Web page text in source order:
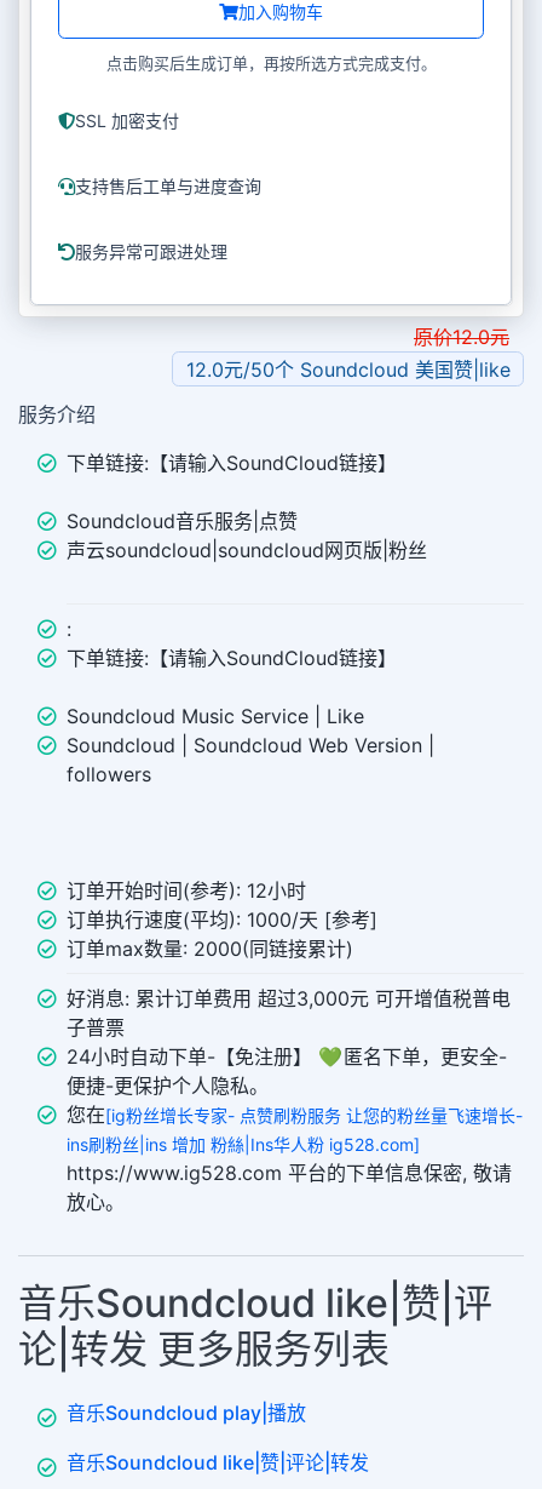
加入购物车
点击购买后生成订单，再按所选方式完成支付。
SSL 加密支付
支持售后工单与进度查询
服务异常可跟进处理
原价12.0元
12.0元/50个 Soundcloud 美国赞|like
服务介绍
下单链接:【请输入SoundCloud链接】
Soundcloud音乐服务|点赞
声云soundcloud|soundcloud网页版|粉丝
:
下单链接:【请输入SoundCloud链接】
Soundcloud Music Service | Like
Soundcloud | Soundcloud Web Version |
followers
订单开始时间(参考): 12小时
订单执行速度(平均): 1000/天 [参考]
订单max数量: 2000(同链接累计)
好消息: 累计订单费用 超过3,000元 可开增值税普电
子普票
24小时自动下单-【免注册】 💚 匿名下单，更安全-
便捷-更保护个人隐私。
您在[ig粉丝增长专家- 点赞刷粉服务 让您的粉丝量飞速增长-
ins刷粉丝|ins 增加 粉絲|Ins华人粉 ig528.com]
https://www.ig528.com 平台的下单信息保密, 敬请
放心。
音乐Soundcloud like|赞|评
论|转发 更多服务列表
音乐Soundcloud play|播放
音乐Soundcloud like|赞|评论|转发